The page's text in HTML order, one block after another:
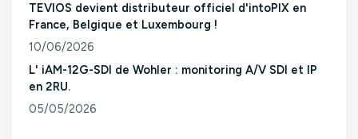
TEVIOS devient distributeur officiel d'intoPIX en
France, Belgique et Luxembourg !
10/06/2026
Consulter l'article "TEVIOS devient distributeur officiel
L' iAM-12G-SDI de Wohler : monitoring A/V SDI et IP
en 2RU.
05/05/2026